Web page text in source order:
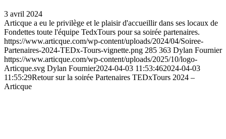
3 avril 2024
Articque a eu le privilège et le plaisir d'accueillir dans ses locaux de
Fondettes toute l'équipe TedxTours pour sa soirée partenaires.
https://www.articque.com/wp-content/uploads/2024/04/Soiree-
Partenaires-2024-TEDx-Tours-vignette.png 285 363 Dylan Fournier
https://www.articque.com/wp-content/uploads/2025/10/logo-
Articque.svg Dylan Fournier2024-04-03 11:53:462024-04-03
11:55:29Retour sur la soirée Partenaires TEDxTours 2024 –
Articque